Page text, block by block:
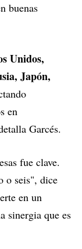
buenas
Unidos,
Japón,
en
Garcés.
fue clave.
o seis", dice
en un
sinergia que es